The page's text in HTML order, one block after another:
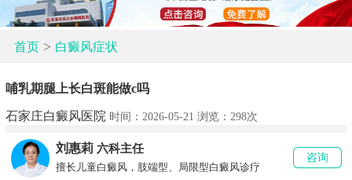
首页> 白癜风症状
哺乳期腿上长白斑能做c吗
石家庄白癜风医院 时间：2026-05-21 浏览： 298次
刘惠莉 六科主任
擅长儿童白癜风，肢端型、局限型白癜风诊疗
咨询